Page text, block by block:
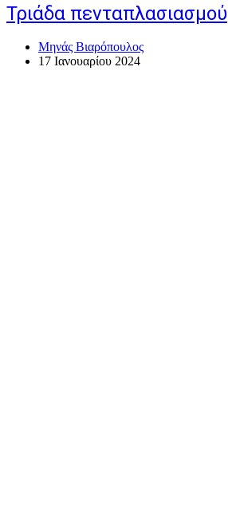
Τριάδα πενταπλασιασμού
Μηνάς Βιαρόπουλος
17 Ιανουαρίου 2024